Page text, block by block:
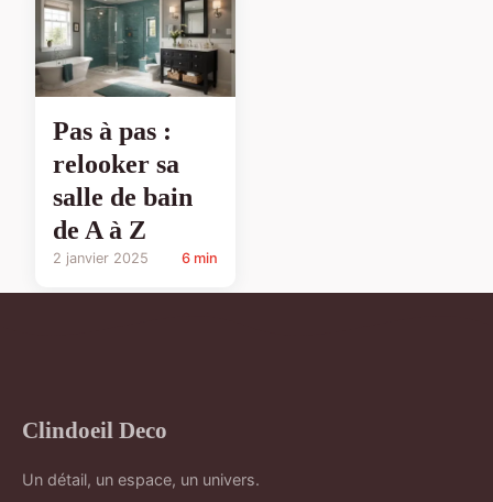
Pas à pas :
relooker sa
salle de bain
de A à Z
2 janvier 2025 6 min
Clindoeil Deco
Un détail, un espace, un univers.